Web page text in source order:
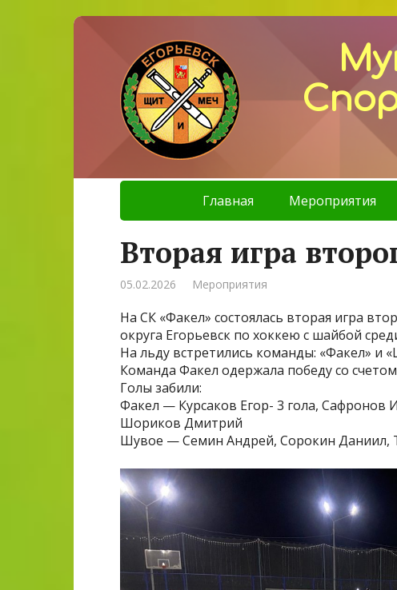
Главная Мероприятия
Вторая игра
05.02.2026 Мероприятия
На СК «Факел» состоялась вторая игра
округа Егорьевск по хоккею с шайбой
На льду встретились команды: «Факел» и
Команда Факел одержала победу со
Голы забили:
Факел — Курсаков Егор- 3 гола, Сафронов
Шориков Дмитрий
Шувое — Семин Андрей, Сорокин Даниил,